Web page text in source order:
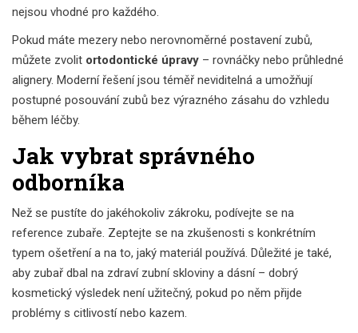
nejsou vhodné pro každého.
Pokud máte mezery nebo nerovnoměrné postavení zubů,
můžete zvolit ortodontické úpravy – rovnáčky nebo průhledné
alignery. Moderní řešení jsou téměř neviditelná a umožňují
postupné posouvání zubů bez výrazného zásahu do vzhledu
během léčby.
Jak vybrat správného
odborníka
Než se pustíte do jakéhokoliv zákroku, podívejte se na
reference zubaře. Zeptejte se na zkušenosti s konkrétním
typem ošetření a na to, jaký materiál používá. Důležité je také,
aby zubař dbal na zdraví zubní skloviny a dásní – dobrý
kosmetický výsledek není užitečný, pokud po něm přijde
problémy s citlivostí nebo kazem.